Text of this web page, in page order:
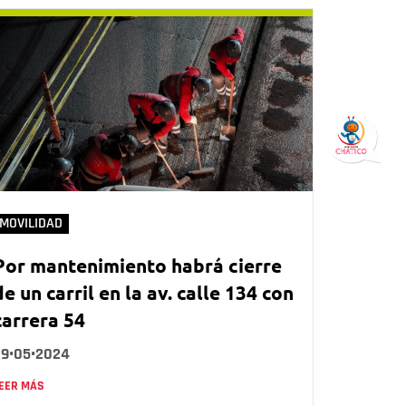
MOVILIDAD
mantenimiento habrá cierre
un carril en la av. calle 134 con
54
MÁS